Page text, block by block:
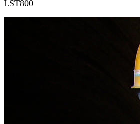
LST800